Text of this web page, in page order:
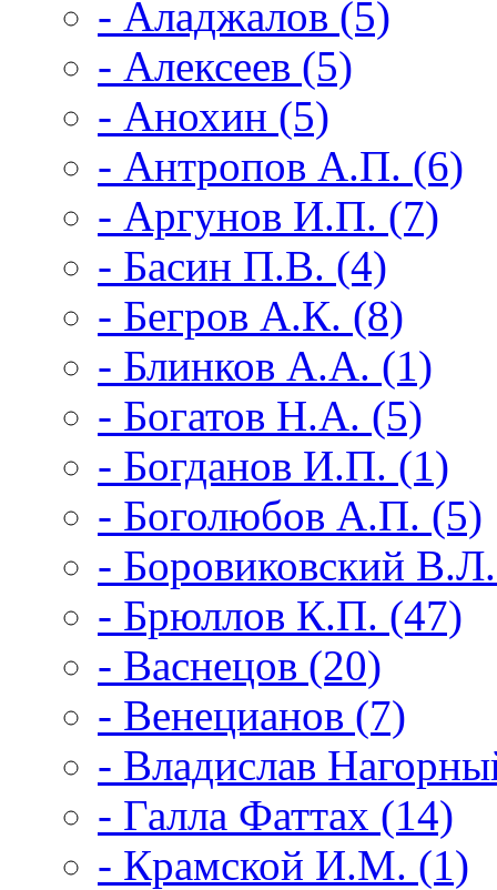
- Аладжалов (5)
- Алексеев (5)
- Анохин (5)
- Антропов А.П. (6)
- Аргунов И.П. (7)
- Басин П.В. (4)
- Бегров А.К. (8)
- Блинков А.А. (1)
- Богатов Н.А. (5)
- Богданов И.П. (1)
- Боголюбов А.П. (5)
- Боровиковский
- Брюллов К.П. (47)
- Васнецов (20)
- Венецианов (7)
- Владислав
- Галла Фаттах (14)
- Крамской И.М. (1)